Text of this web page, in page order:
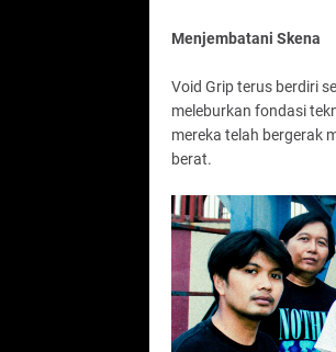
Menjembatani Skena
Void Grip terus berdiri
meleburkan fondasi
mereka telah bergerak
berat.